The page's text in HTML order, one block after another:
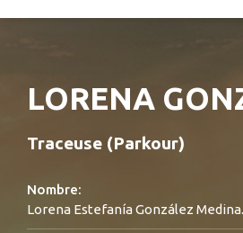
LORENA
Traceuse (Parkour)
Nombre:
Lorena Estefanía González Medina.